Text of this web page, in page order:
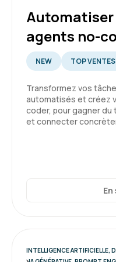
Formation : IA, les
GARSMEUR L.
Audrey T.
Automatiser
agents no-
NEW TOP VENTES
Transformez vos
automatisés et créez
coder, pour gagner
et connecter
INTELLIGENCE ARTIFICIELLE,